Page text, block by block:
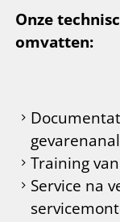
Onze
omvatten:
Training
Service na